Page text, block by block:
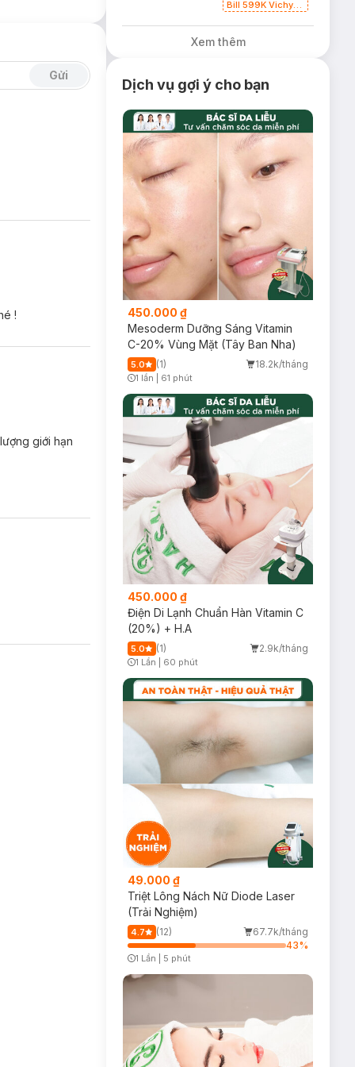
Gửi
!
giới hạn
Bill 599K Vichy
có hạn)
Xem thêm
Dịch vụ gợi ý cho bạn
450.000 ₫
Mesoderm Dưỡng Sáng Vitamin
C-20% Vùng Mặt (Tây Ban Nha)
5.0 (1) 18.2k/tháng
1 lần 61 phút
450.000 ₫
Điện Di Lạnh Chuẩn Hàn Vitamin C
(20%) + H.A
5.0 (1) 2.9k/tháng
Timer Gray Icon
1 Lần 60 phút
49.000 ₫
Triệt Lông Nách Nữ Diode Laser
(Trải Nghiệm)
4.7 (12)
67.7k/tháng
43%
1 Lần 5 phút